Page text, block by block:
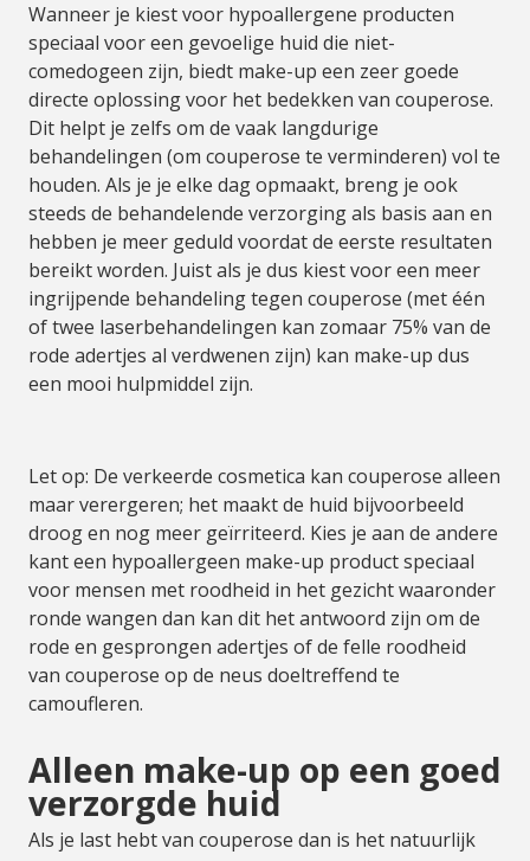
Wanneer je kiest voor hypoallergene producten
speciaal voor een gevoelige huid die niet-
comedogeen zijn, biedt make-up een zeer goede
directe oplossing voor het bedekken van couperose.
Dit helpt je zelfs om de vaak langdurige
behandelingen (om couperose te verminderen) vol te
houden. Als je je elke dag opmaakt, breng je ook
steeds de behandelende verzorging als basis aan en
hebben je meer geduld voordat de eerste resultaten
bereikt worden. Juist als je dus kiest voor een meer
ingrijpende behandeling tegen couperose (met één
of twee laserbehandelingen kan zomaar 75% van de
rode adertjes al verdwenen zijn) kan make-up dus
een mooi hulpmiddel zijn.
Let op: De verkeerde cosmetica kan couperose alleen
maar verergeren; het maakt de huid bijvoorbeeld
droog en nog meer geïrriteerd. Kies je aan de andere
kant een hypoallergeen make-up product speciaal
voor mensen met roodheid in het gezicht waaronder
ronde wangen dan kan dit het antwoord zijn om de
rode en gesprongen adertjes of de felle roodheid
van couperose op de neus doeltreffend te
camoufleren.
Alleen make-up op een goed
verzorgde huid
Als je last hebt van couperose dan is het natuurlijk